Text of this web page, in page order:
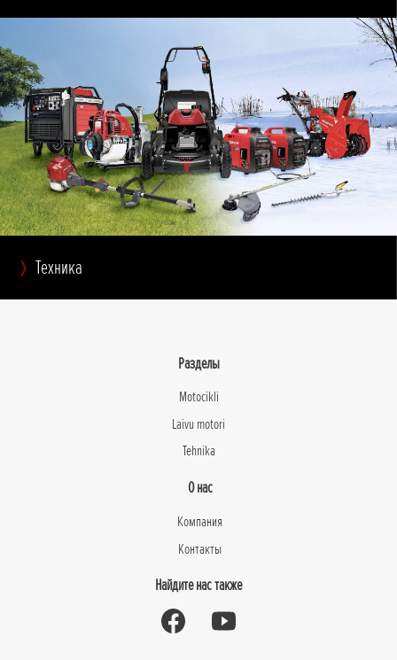
Техника
Разделы
Motocikli
Laivu motori
Tehnika
О нас
Компания
Контакты
Найдите нас также